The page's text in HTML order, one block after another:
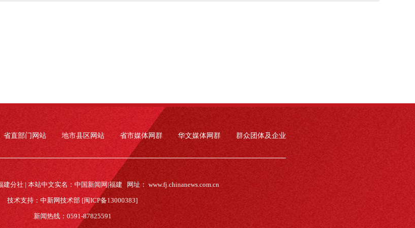
省直部门网站 地市县区网站 省市媒体网群 华文媒体网群 群众团体及企业
建分社 | 本站中文实名：中国新闻网|福建 网址： www.fj.chinanews.com.cn
技术支持：中新网技术部 [闽ICP备13000383]
新闻热线：0591-87825591